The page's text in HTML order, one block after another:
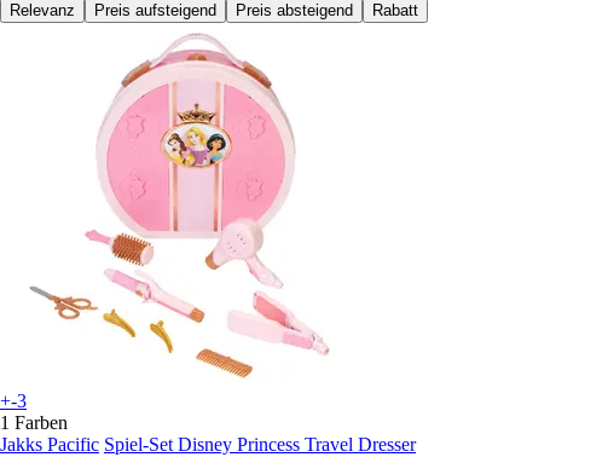
Relevanz
Preis aufsteigend Preis absteigend Rabatt
+-3
1 Farben
Jakks Pacific Spiel-Set Disney Princess Travel Dresser